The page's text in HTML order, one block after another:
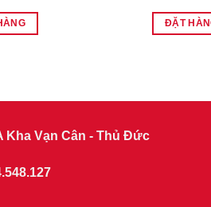
ĐẶT
Kha Vạn Cân - Thủ Đức